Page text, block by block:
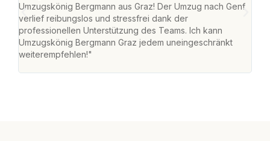
Umzugskönig Bergmann aus Graz! Der Umzug nach Genf
verlief reibungslos und stressfrei dank der
professionellen Unterstützung des Teams. Ich kann
Umzugskönig Bergmann Graz jedem uneingeschränkt
weiterempfehlen!"